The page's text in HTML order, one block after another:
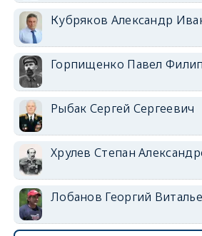
Кубряков Александр
Горпищенко Павел
Рыбак Сергей Сергеевич
Хрулев Степан
Лобанов Георгий